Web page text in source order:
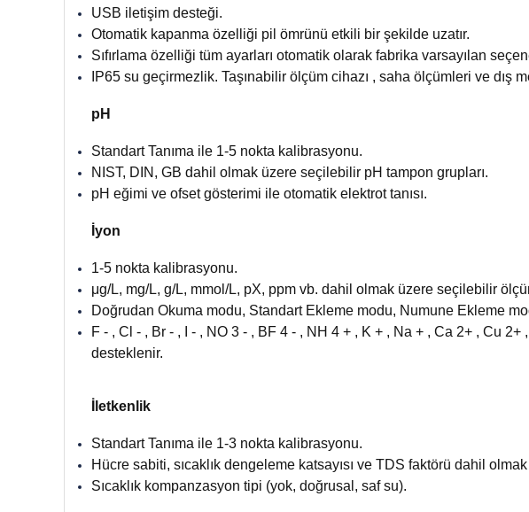
USB iletişim desteği.
Otomatik kapanma özelliği pil ömrünü etkili bir şekilde uzatır.
Sıfırlama özelliği tüm ayarları otomatik olarak fabrika varsayılan
IP65 su geçirmezlik. Taşınabilir ölçüm cihazı , saha ölçümleri ve dış
pH
Standart Tanıma ile 1-5 nokta kalibrasyonu.
NIST, DIN, GB dahil olmak üzere seçilebilir pH tampon grupları.
pH eğimi ve ofset gösterimi ile otomatik elektrot tanısı.
İyon
1-5 nokta kalibrasyonu.
μg/L, mg/L, g/L, mmol/L, pX, ppm vb. dahil olmak üzere seçilebilir
Doğrudan Okuma modu, Standart Ekleme modu, Numune Ekleme
F - , Cl - , Br - , I - , NO 3 - , BF 4 - , NH 4 + , K + , Na + , Ca 2+ , Cu
desteklenir.
İletkenlik
Standart Tanıma ile 1-3 nokta kalibrasyonu.
Hücre sabiti, sıcaklık dengeleme katsayısı ve TDS faktörü dahil
Sıcaklık kompanzasyon tipi (yok, doğrusal, saf su).